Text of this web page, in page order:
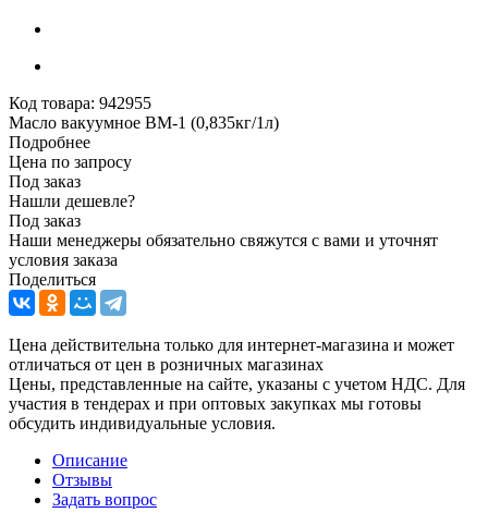
Код товара: 942955
Масло вакуумное ВМ-1 (0,835кг/1л)
Подробнее
Цена по запросу
Под заказ
Нашли дешевле?
Под заказ
Наши менеджеры обязательно свяжутся с вами и уточнят
условия заказа
Поделиться
Цена действительна только для интернет-магазина и может
отличаться от цен в розничных магазинах
Цены, представленные на сайте, указаны с учетом НДС. Для
участия в тендерах и при оптовых закупках мы готовы
обсудить индивидуальные условия.
Описание
Отзывы
Задать вопрос